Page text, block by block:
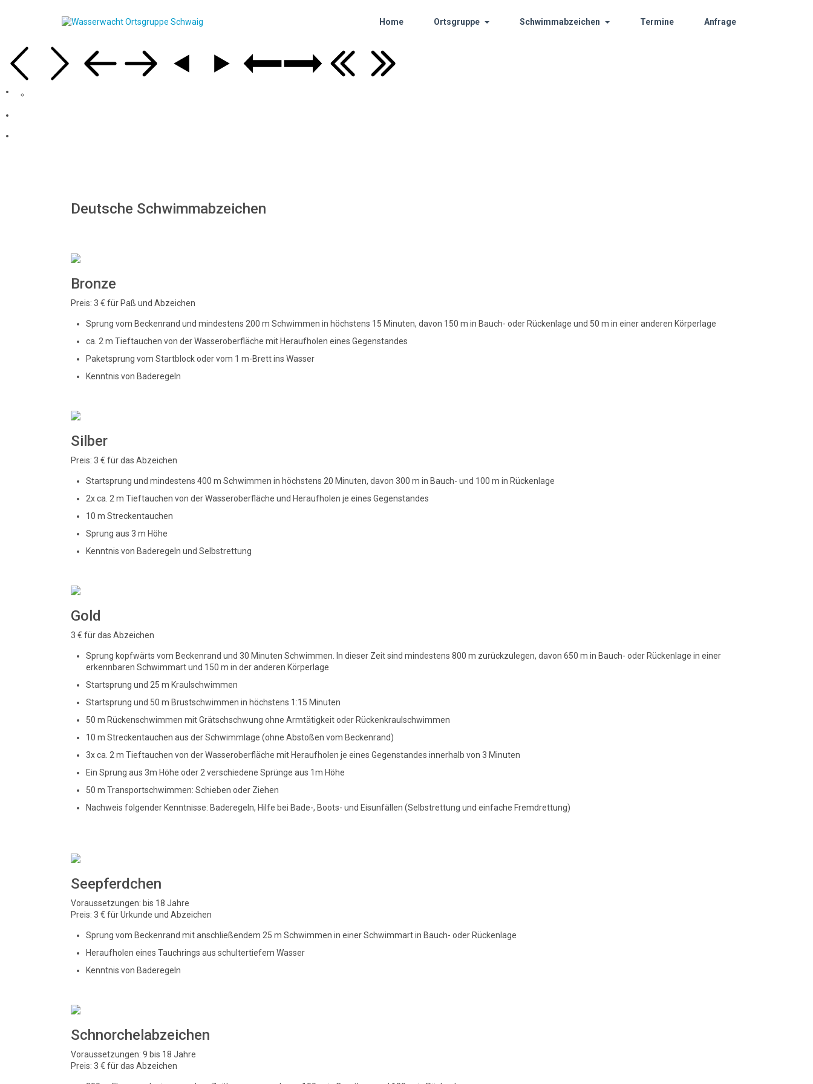
Home Ortsgruppe Schwimmabzeichen Termine Anfrage
Deutsche Schwimmabzeichen
Bronze
Preis: 3 € für Paß und Abzeichen
Sprung vom Beckenrand und mindestens 200 m Schwimmen in höchstens 15 Minuten, davon 150 m in Bauch- oder Rückenlage und 50 m in einer anderen Körperlage
ca. 2 m Tieftauchen von der Wasseroberfläche mit Heraufholen eines Gegenstandes
Paketsprung vom Startblock oder vom 1 m-Brett ins Wasser
Kenntnis von Baderegeln
Silber
Preis: 3 € für das Abzeichen
Startsprung und mindestens 400 m Schwimmen in höchstens 20 Minuten, davon 300 m in Bauch- und 100 m in Rückenlage
2x ca. 2 m Tieftauchen von der Wasseroberfläche und Heraufholen je eines Gegenstandes
10 m Streckentauchen
Sprung aus 3 m Höhe
Kenntnis von Baderegeln und Selbstrettung
Gold
3 € für das Abzeichen
Sprung kopfwärts vom Beckenrand und 30 Minuten Schwimmen. In dieser Zeit sind mindestens 800 m zurückzulegen, davon 650 m in Bauch- oder Rückenlage in einer
erkennbaren Schwimmart und 150 m in der anderen Körperlage
Startsprung und 25 m Kraulschwimmen
Startsprung und 50 m Brustschwimmen in höchstens 1:15 Minuten
50 m Rückenschwimmen mit Grätschschwung ohne Armtätigkeit oder Rückenkraulschwimmen
10 m Streckentauchen aus der Schwimmlage (ohne Abstoßen vom Beckenrand)
3x ca. 2 m Tieftauchen von der Wasseroberfläche mit Heraufholen je eines Gegenstandes innerhalb von 3 Minuten
Ein Sprung aus 3m Höhe oder 2 verschiedene Sprünge aus 1m Höhe
50 m Transportschwimmen: Schieben oder Ziehen
Nachweis folgender Kenntnisse: Baderegeln, Hilfe bei Bade-, Boots- und Eisunfällen (Selbstrettung und einfache Fremdrettung)
Seepferdchen
Voraussetzungen: bis 18 Jahre
Preis: 3 € für Urkunde und Abzeichen
Sprung vom Beckenrand mit anschließendem 25 m Schwimmen in einer Schwimmart in Bauch- oder Rückenlage
Heraufholen eines Tauchrings aus schultertiefem Wasser
Kenntnis von Baderegeln
Schnorchelabzeichen
Voraussetzungen: 9 bis 18 Jahre
Preis: 3 € für das Abzeichen